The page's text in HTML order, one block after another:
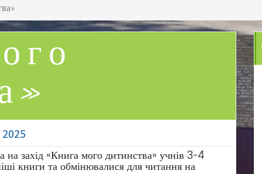
на захід «Книга мого дитинства» учнів 3-4
книги та обмінювалися для читання на